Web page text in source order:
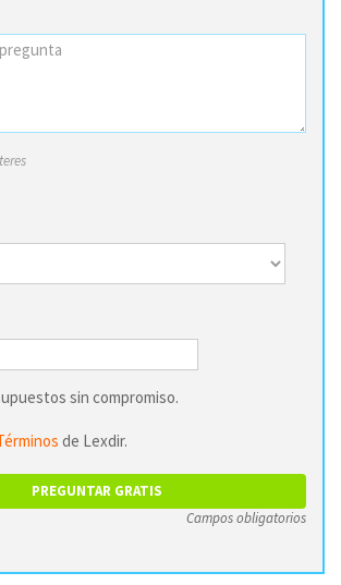
sin compromiso.
de Lexdir.
Campos obligatorios